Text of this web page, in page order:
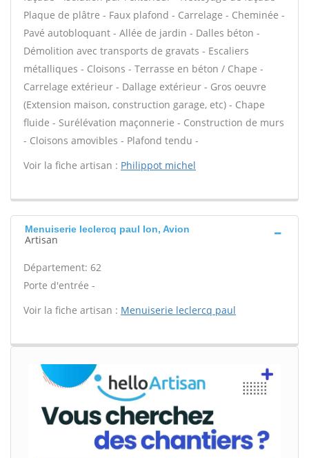
Plaque de plâtre - Faux plafond - Carrelage - Cheminée -
Pavé autobloquant - Allée de jardin - Dalles béton -
Démolition avec transports de gravats - Escaliers
métalliques - Cloisons - Terrasse en béton / Chape -
Carrelage extérieur - Dallage extérieur - Gros oeuvre
(Extension maison, construction garage, etc) - Chape
fluide - Surélévation maçonnerie - Construction de murs
- Cloisons amovibles - Plafond tendu -
Voir la fiche artisan : Philippot michel
Menuiserie leclercq paul Ion, Avion
Artisan
Département: 62
Porte d'entrée -
Voir la fiche artisan : Menuiserie leclercq paul